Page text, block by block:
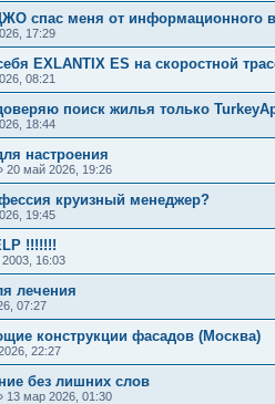
спас меня от информационного
17:29
EXLANTIX ES на скоростной
08:21
поиск жилья только
18:44
настроения
20 май 2026, 19:26
круизный менеджер?
19:45
!!!!!!!
16:03
лечения
07:27
конструкции фасадов (Москва)
22:27
без лишних слов
13 мар 2026, 01:30